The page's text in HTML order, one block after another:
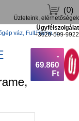
(0)
Üzleteink, elérhetőségek
Ügyfélszolgálat
+3620-599-9922
váz, FullFrame, L-
-
69.860
Ft